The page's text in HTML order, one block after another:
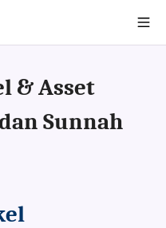
& Asset
Sunnah